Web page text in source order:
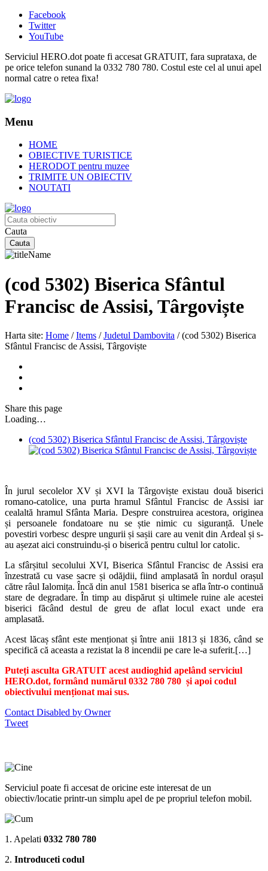
Facebook
Twitter
YouTube
Serviciul HERO.dot poate fi accesat GRATUIT, fara suprataxa, de
pe orice telefon sunand la 0332 780 780. Costul este cel al unui apel
normal catre o retea fixa!
Menu
HOME
OBIECTIVE TURISTICE
HERODOT pentru muzee
TRIMITE UN OBIECTIV
NOUTATI
Cauta
(cod 5302) Biserica Sfântul
Francisc de Assisi, Târgoviște
Harta site: Home / Items / Judetul Dambovita / (cod 5302) Biserica
Sfântul Francisc de Assisi, Târgoviște
Share this page
Loading…
(cod 5302) Biserica Sfântul Francisc de Assisi, Târgoviște
În jurul secolelor XV și XVI la Târgoviște existau două biserici
romano-catolice, una purta hramul Sfântul Francisc de Assisi iar
cealaltă hramul Sfânta Maria. Despre construirea acestora, originea
și persoanele fondatoare nu se știe nimic cu siguranță. Unele
povestiri vorbesc despre ungurii și sașii care au venit din Ardeal și s-
au așezat aici construindu-și o biserică pentru cultul lor catolic.
La sfârșitul secolului XVI, Biserica Sfântul Francisc de Assisi era
înzestrată cu vase sacre și odăjdii, fiind amplasată în nordul orașul
către râul Ialomița. Încă din anul 1581 biserica se afla într-o continuă
stare de degradare. În timp au dispărut și ultimele ruine ale acestei
biserici făcând destul de greu de aflat locul exact unde era
amplasată.
Acest lăcaș sfânt este menționat și între anii 1813 și 1836, când se
specifică că aceasta a rezistat la 8 incendii pe care le-a suferit.[…]
Puteți asculta GRATUIT acest audioghid apelând serviciul
HERO.dot, formând numărul 0332 780 780 și apoi codul
obiectivului menționat mai sus.
Contact Disabled by Owner
Tweet
Serviciul poate fi accesat de oricine este interesat de un
obiectiv/locatie printr-un simplu apel de pe propriul telefon mobil.
1. Apelati 0332 780 780
2. Introduceti codul